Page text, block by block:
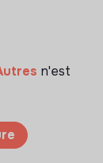
n'est